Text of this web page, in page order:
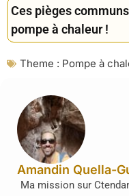
Ces pièges
pompe à chaleur !
Theme : Pompe à
Amandin Quella-
Ma mission sur